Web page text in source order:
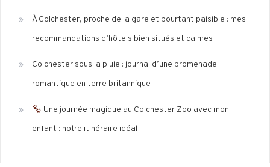
À Colchester, proche de la gare et pourtant paisible : mes
recommandations d’hôtels bien situés et calmes
Colchester sous la pluie : journal d’une promenade
romantique en terre britannique
Une journée magique au Colchester Zoo avec mon
enfant : notre itinéraire idéal